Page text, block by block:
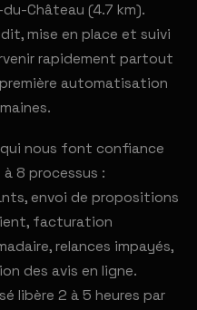
Château (4.7 km).
mise en place et suivi
rapidement partout
automatisation
nous font confiance
8 processus :
envoi de propositions
facturation
relances impayés,
des avis en ligne.
libère 2 à 5 heures par